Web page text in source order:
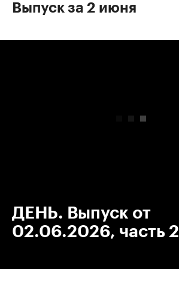
Выпуск за 2 июня
ДЕНЬ. Выпуск от
02.06.2026, часть 2